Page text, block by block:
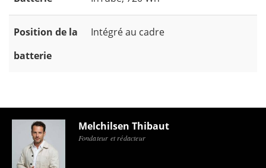
Position de la
batterie
Intégré au cadre
Melchilsen Thibaut
Fondateur et rédacteur